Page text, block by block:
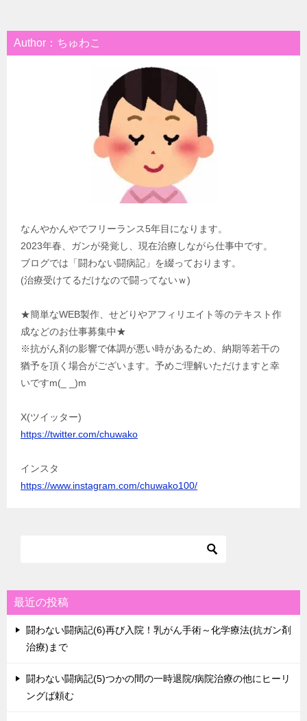
Author：ちゅわこ
なんやかんやでフリーランス5年目になります。
2023年春、ガンが発覚し、現在治療しながら仕事中です。
ブログでは「闘わない闘病記」を綴っております。
(治療受けてるだけなので闘ってないｗ)
★簡単なWEB製作、せどりやアフィリエイト等のテキスト作
成などのお仕事募集中★
※抗がん剤の影響で体調が悪い時があるため、納期等若干の
猶予を頂く場合がございます。予めご理解いただけますと幸
いですm(_ _)m
X(ツイッター)
https://twitter.com/chuwako
インスタ
https://www.instagram.com/chuwako100/
最近の投稿
闘わない闘病記(6)再び入院！乳がん手術～化学療法(抗ガン剤
治療)まで
闘わない闘病記(5)つかの間の一時退院/病院治療の他にヒーリ
ングば頼む